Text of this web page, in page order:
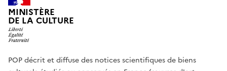
MINISTÈRE
DE LA CULTURE
POP décrit et diffuse des notices scientifiques de biens